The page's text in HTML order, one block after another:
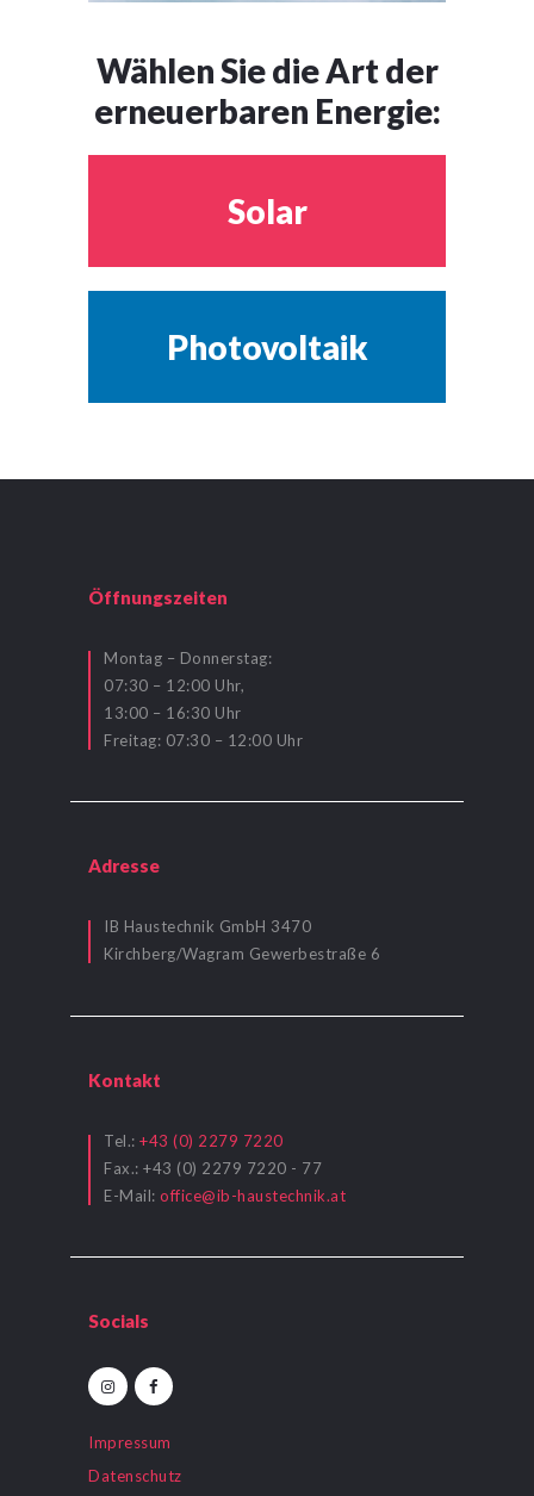
Wählen Sie die Art der
erneuerbaren Energie:
Solar
Photovoltaik
Öffnungszeiten
Montag – Donnerstag:
07:30 – 12:00 Uhr,
13:00 – 16:30 Uhr
Freitag: 07:30 – 12:00 Uhr
Adresse
IB Haustechnik GmbH 3470
Kirchberg/Wagram Gewerbestraße 6
Kontakt
Tel.: +43 (0) 2279 7220
Fax.: +43 (0) 2279 7220 - 77
E-Mail: office@ib-haustechnik.at
Socials
Impressum
Datenschutz